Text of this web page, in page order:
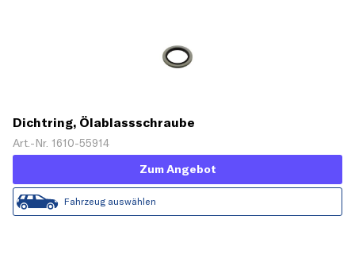
Dichtring, Ölablassschraube
Art.-Nr. 1610-55914
Zum Angebot
Fahrzeug auswählen